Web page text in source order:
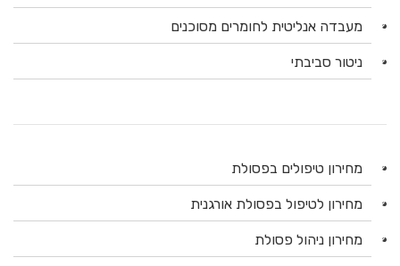
מעבדה אנליטית לחומרים מסוכנים
ניטור סביבתי
מחירון טיפולים בפסולת
מחירון לטיפול בפסולת אורגנית
מחירון ניהול פסולת